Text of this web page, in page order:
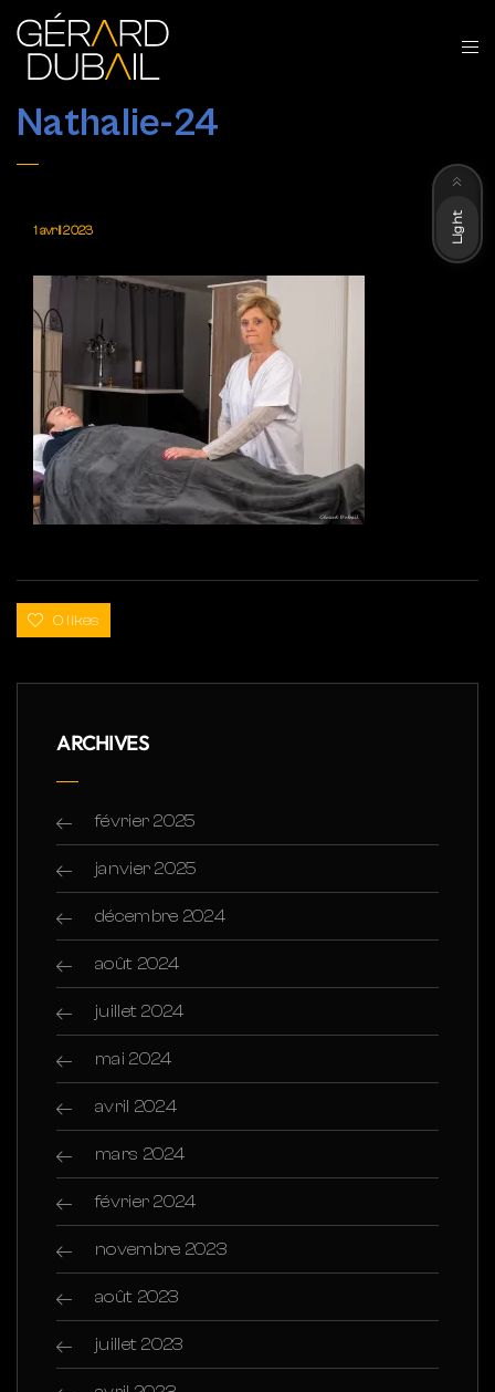
Nathalie-24
1 avril 2023
0 likes
ARCHIVES
février 2025
janvier 2025
décembre 2024
août 2024
juillet 2024
mai 2024
avril 2024
mars 2024
février 2024
novembre 2023
août 2023
juillet 2023
Light
Dark